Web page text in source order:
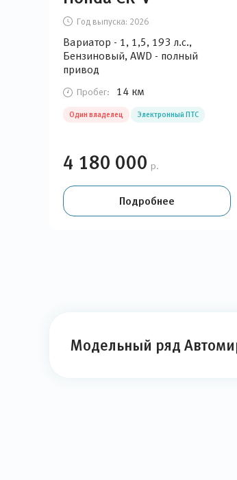
Год выпуска: 2026
Вариатор - 1, 1,5, 193 л.с.,
Бензиновый, AWD - полный
привод
Пробег: 14 км
Один владелец Электронный ПТС
4 180 000 р.
Подробнее
Модельный ряд